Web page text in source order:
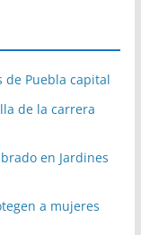
de Puebla capital
de la carrera
en Jardines
a mujeres